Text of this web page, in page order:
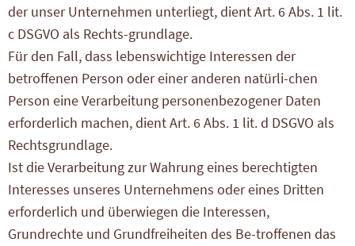
der unser Unternehmen unterliegt, dient Art. 6 Abs. 1 lit.
c DSGVO als Rechts-grundlage.
Für den Fall, dass lebenswichtige Interessen der
betroffenen Person oder einer anderen natürli-chen
Person eine Verarbeitung personenbezogener Daten
erforderlich machen, dient Art. 6 Abs. 1 lit. d DSGVO als
Rechtsgrundlage.
Ist die Verarbeitung zur Wahrung eines berechtigten
Interesses unseres Unternehmens oder eines Dritten
erforderlich und überwiegen die Interessen,
Grundrechte und Grundfreiheiten des Be-troffenen das